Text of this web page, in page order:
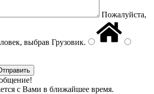
Пожалуйста,
выбрав Грузовик.
с Вами в ближайшее время.